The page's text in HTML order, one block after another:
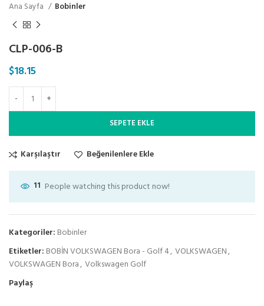
Ana Sayfa Bobinler
CLP-006-B
$18.15
SEPETE EKLE
Karşılaştır Beğenilenlere Ekle
11 People watching this product now!
Kategoriler: Bobinler
Etiketler: BOBİN VOLKSWAGEN Bora - Golf 4, VOLKSWAGEN,
VOLKSWAGEN Bora, Volkswagen Golf
Paylaş